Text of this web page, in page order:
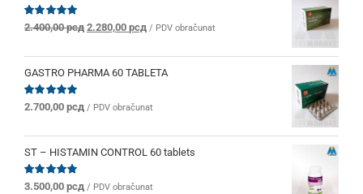
Ocenjeno
od 5
2.400,00рсд Originalna
je
bila:
2.280,00 рсд Trenutna
je:
2.280,00 рсд.
/ PDV obračunat
GASTRO PHARMA 60 TABLETA
Ocenjeno
od 5
2.700,00 рсд / PDV obračunat
ST – HISTAMIN CONTROL 60 tablets
Ocenjeno
3.500,00 рсд / PDV obračunat